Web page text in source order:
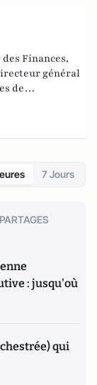
Finances,
général
de
7 Jours
: jusqu'où
qui